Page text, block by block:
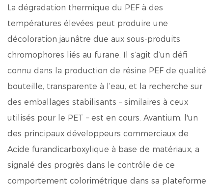
La dégradation thermique du PEF à des
températures élevées peut produire une
décoloration jaunâtre due aux sous-produits
chromophores liés au furane. Il s’agit d’un défi
connu dans la production de résine PEF de qualité
bouteille, transparente à l’eau, et la recherche sur
des emballages stabilisants – similaires à ceux
utilisés pour le PET – est en cours. Avantium, l'un
des principaux développeurs commerciaux de
Acide furandicarboxylique à base de matériaux, a
signalé des progrès dans le contrôle de ce
comportement colorimétrique dans sa plateforme